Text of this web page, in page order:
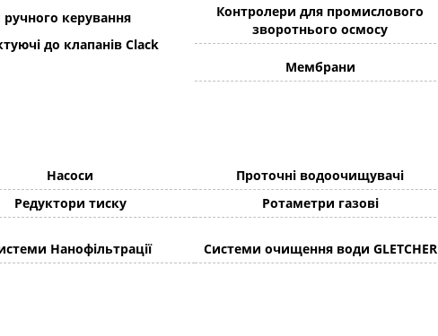
керування
до клапанів Clack
Контролери для промислового
зворотнього осмосу
Мембрани
Насоси
Проточні водоочищувачі
Редуктори тиску
Ротаметри газові
Нанофільтрації
Системи очищення води GLETCHER